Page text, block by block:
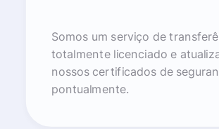
Somos um serviço de
totalmente licenciado e
nossos certificados de
pontualmente.